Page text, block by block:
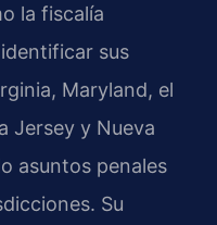
la fiscalía
sus
Maryland, el
Jersey y Nueva
asuntos penales
Su